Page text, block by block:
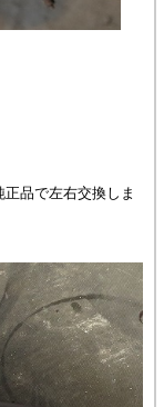
品で左右交換しま